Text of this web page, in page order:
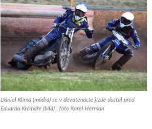
Daniel Klíma (modrá) se v devatenácté jízdě dostal před
Eduarda Krčmáře (bílá) | foto Karel Herman